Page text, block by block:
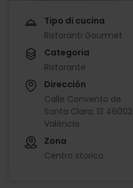
Tipo di cucina
Ristoranti Gourmet
Categoria
Ristorante
Dirección
Calle Convento de
Santa Clara, 13 46002
València
Zona
Centro storico